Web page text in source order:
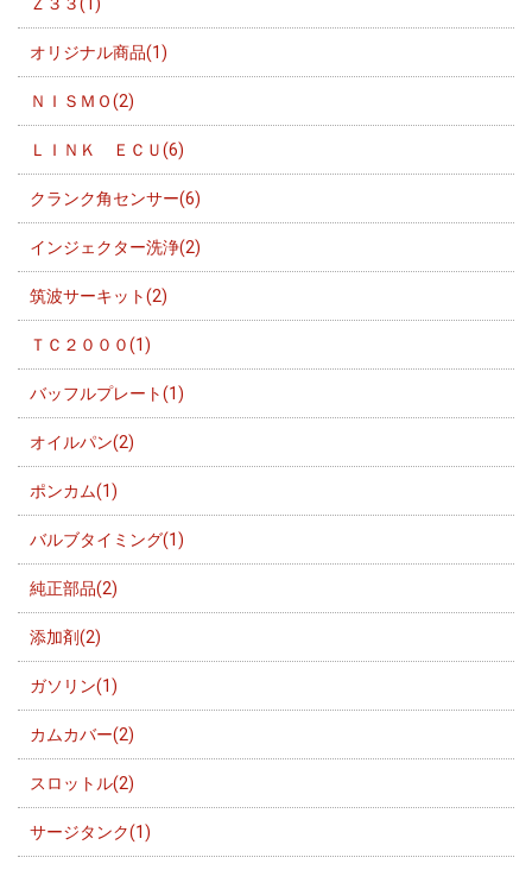
Ｚ３３(1)
オリジナル商品(1)
ＮＩＳＭＯ(2)
ＬＩＮＫ ＥＣＵ(6)
クランク角センサー(6)
インジェクター洗浄(2)
筑波サーキット(2)
ＴＣ２０００(1)
バッフルプレート(1)
オイルパン(2)
ポンカム(1)
バルブタイミング(1)
純正部品(2)
添加剤(2)
ガソリン(1)
カムカバー(2)
スロットル(2)
サージタンク(1)